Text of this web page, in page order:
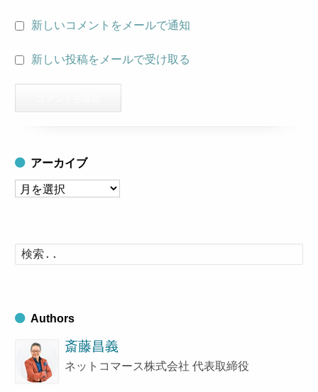
新しいコメントをメールで通知
新しい投稿をメールで受け取る
アーカイブ
ア
イ
ブ
索
Authors
斎藤昌義
ネットコマース株式会社 代表取締役